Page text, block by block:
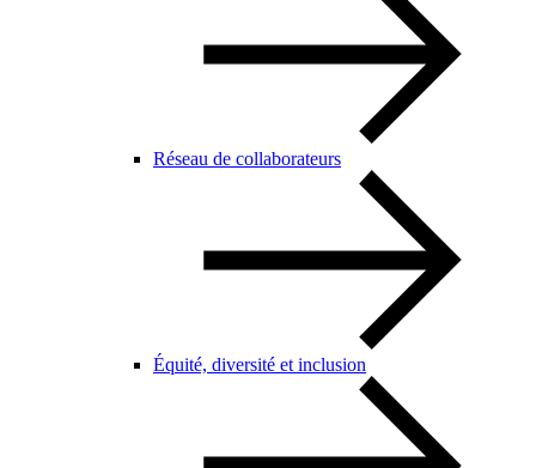
Réseau de collaborateurs
Équité, diversité et inclusion